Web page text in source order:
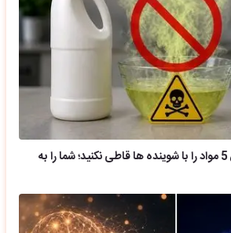
حواستان باشد هرگز این 5 مواد را با شوینده ها قاطی نکنید؛ شما را به